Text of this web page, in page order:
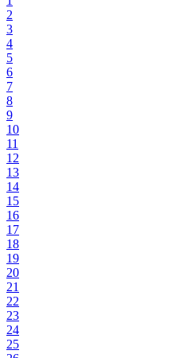
2
3
4
5
6
7
8
9
10
11
12
13
14
15
16
17
18
19
20
21
22
23
24
25